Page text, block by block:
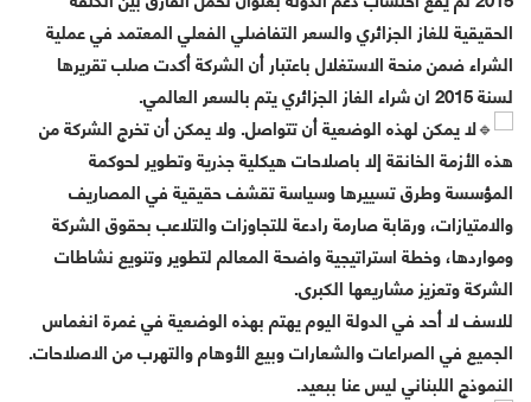
الحقيقية للغاز الجزائري والسعر التفاضلي الفعلي المعتمد في عملية
الشراء ضمن منحة الاستغلال باعتبار أن الشركة أكدت صلب تقريرها
لسنة 2015 ان شراء الغاز الجزائري يتم بالسعر العالمي.
لا يمكن لهذه الوضعية أن تتواصل. ولا يمكن أن تخرج الشركة من
هذه الأزمة الخانقة إلا باصلاحات هيكلية جذرية وتطوير لحوكمة
المؤسسة وطرق تسييرها وسياسة تقشف حقيقية في المصاريف
والامتيازات، ورقابة صارمة رادعة للتجاوزات والتلاعب بحقوق الشركة
ومواردها، وخطة استراتيجية واضحة المعالم لتطوير وتنويع نشاطات
الشركة وتعزيز مشاريعها الكبرى.
للاسف لا أحد في الدولة اليوم يهتم بهذه الوضعية في غمرة انغماس
الجميع في الصراعات والشعارات وبيع الأوهام والتهرب من الاصلاحات.
النموذج اللبناني ليس عنا ببعيد.